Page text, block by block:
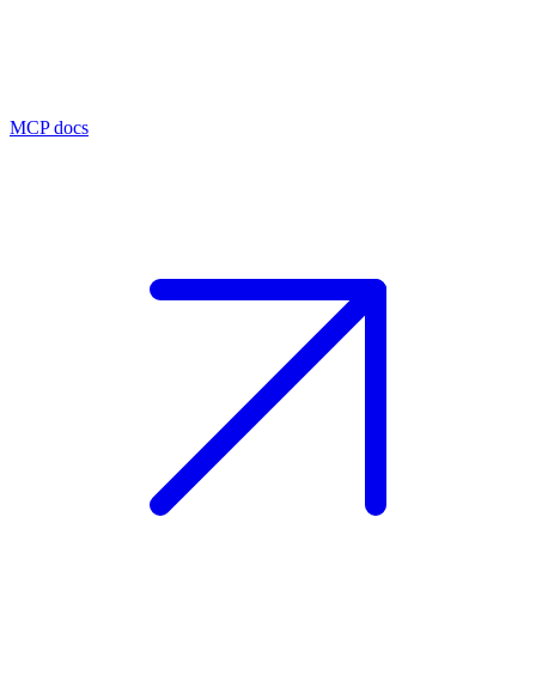
MCP docs